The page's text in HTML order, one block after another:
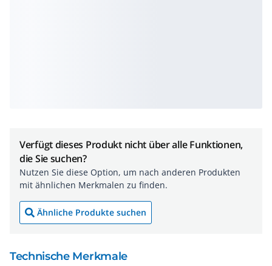
Verfügt dieses Produkt nicht über alle Funktionen,
die Sie suchen?
Nutzen Sie diese Option, um nach anderen Produkten
mit ähnlichen Merkmalen zu finden.
Ähnliche Produkte suchen
Technische Merkmale